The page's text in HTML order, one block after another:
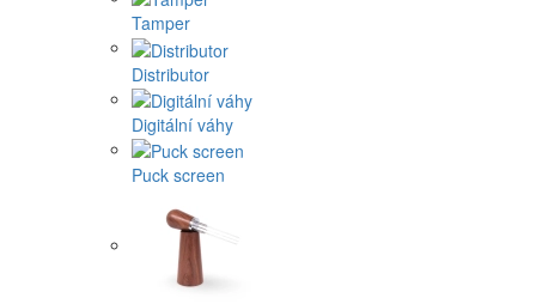
Tamper
Distributor
Digitální váhy
Puck screen